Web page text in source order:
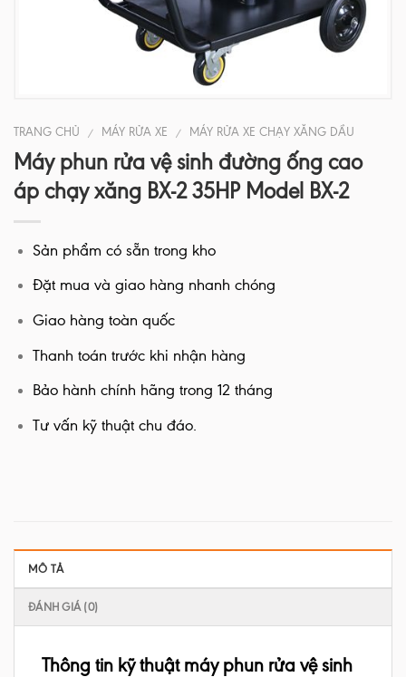
TRANG CHỦ / MÁY RỬA XE / MÁY RỬA XE CHẠY XĂNG DẦU
Máy phun rửa vệ sinh đường ống cao
áp chạy xăng BX-2 35HP Model BX-2
Sản phẩm có sẵn trong kho
Đặt mua và giao hàng nhanh chóng
Giao hàng toàn quốc
Thanh toán trước khi nhận hàng
Bảo hành chính hãng trong 12 tháng
Tư vấn kỹ thuật chu đáo.
MÔ TẢ
ĐÁNH GIÁ (0)
Thông tin kỹ thuật máy phun rửa vệ sinh